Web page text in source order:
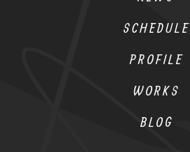
SCHEDULE
PROFILE
WORKS
BLOG